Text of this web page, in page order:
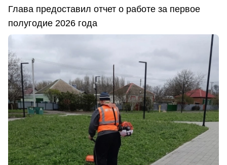
Глава предоставил отчет о работе за первое
полугодие 2026 года